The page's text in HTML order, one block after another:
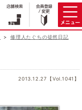
修理人たぐちの徒然日記
2013.12.27【Vol.1041】